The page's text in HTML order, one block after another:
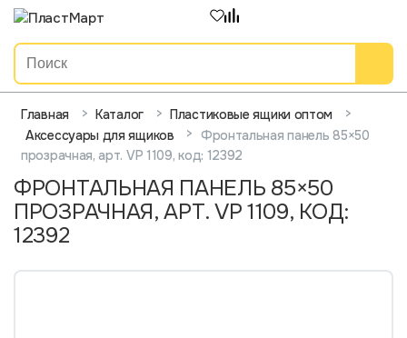
Главная > Каталог > Пластиковые ящики оптом
>
Аксессуары для ящиков
> Фронтальная панель 85×50
прозрачная, арт. VP 1109, код: 12392
ФРОНТАЛЬНАЯ ПАНЕЛЬ 85×50
ПРОЗРАЧНАЯ, АРТ. VP 1109, КОД:
12392